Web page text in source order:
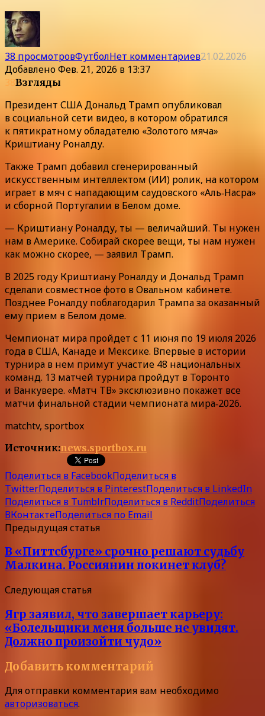
38 просмотровФутболНет комментариев21.02.2026
ДобавленоФев. 21, 2026 в 13:37
38Взгляды
Президент США Дональд Трамп опубликовал
в социальной сети видео, в котором обратился
к пятикратному обладателю «Золотого мяча»
Криштиану Роналду.
Также Трамп добавил сгенерированный
искусственным интеллектом (ИИ) ролик, на котором
играет в мяч с нападающим саудовского «Аль‑Насра»
и сборной Португалии в Белом доме.
— Криштиану Роналду, ты — величайший. Ты нужен
нам в Америке. Собирай скорее вещи, ты нам нужен
как можно скорее, — заявил Трамп.
В 2025 году Криштиану Роналду и Дональд Трамп
сделали совместное фото в Овальном кабинете.
Позднее Роналду поблагодарил Трампа за оказанный
ему прием в Белом доме.
Чемпионат мира пройдет с 11 июня по 19 июля 2026
года в США, Канаде и Мексике. Впервые в истории
турнира в нем примут участие 48 национальных
команд. 13 матчей турнира пройдут в Торонто
и Ванкувере. «Матч ТВ» эксклюзивно покажет все
матчи финальной стадии чемпионата мира‑2026.
matchtv, sportbox
Источник:news.sportbox.ru
Поделиться в FacebookПоделиться в
TwitterПоделиться в PinterestПоделиться в LinkedIn
Поделиться в TumblrПоделиться в RedditПоделиться
ВКонтактеПоделиться по Email
Предыдущая статья
В «Питтсбурге» срочно решают судьбу
Малкина. Россиянин покинет клуб?
Следующая статья
Ягр заявил, что завершает карьеру:
«Болельщики меня больше не увидят.
Должно произойти чудо»
Добавить комментарий
Для отправки комментария вам необходимо
авторизоваться.